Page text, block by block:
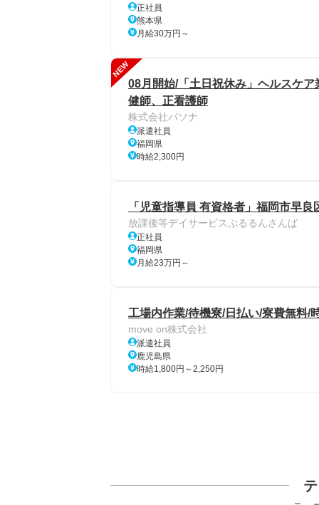
正社員
熊本県
月給30万円～
NEW
08月開始/「土日祝休み」ヘルスケ
健師、正看護師
株式会社パソナ
派遣社員
福岡県
時給2,300円
「児童指導員 有資格者」福岡市早
放課後等デイサービスぷるるんさんば
正社員
福岡県
月給23万円～
工場内作業/待機寮/日払い/寮費無料/
move on株式会社
派遣社員
鹿児島県
時給1,800円～2,250円